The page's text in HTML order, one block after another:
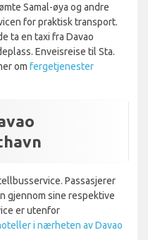
Samal-øya og andre
for praktisk transport.
ta en taxi fra Davao
Enveisreise til Sta.
om fergetjenester
Passasjerer
gjennom sine respektive
er utenfor
i nærheten av Davao